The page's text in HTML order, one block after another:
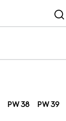
PW 38 PW 39